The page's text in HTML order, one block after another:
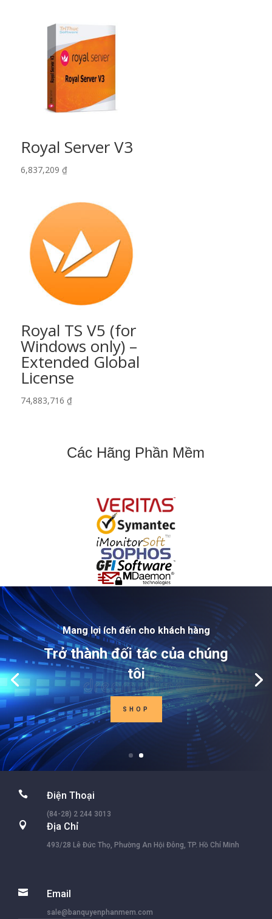
Royal Server V3
6,837,209 ₫
Royal TS V5 (for
Windows only) –
Extended Global
License
74,883,716 ₫
Các Hãng Phần Mềm
Mang lợi ích đến cho khách hàng
Trở thành đối tác của chúng
tôi
SHOP
 Điện Thoại
(84-28) 2 244 3013
 Địa Chỉ
493/28 Lê Đức Thọ, Phường An Hội Đông, TP. Hồ Chí Minh
 Email
sale@banquyenphanmem.com